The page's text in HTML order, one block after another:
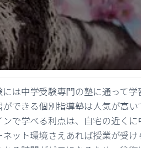
には中学受験専門の塾に通って
できる個別指導塾は人気が高い
ンで学べる利点は、自宅の近くに
ット環境さえあれば授業が受け